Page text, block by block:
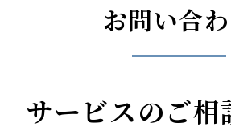
お問い合
サービスのご